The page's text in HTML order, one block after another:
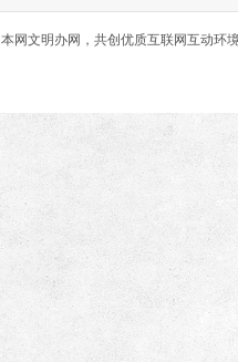
本网文明办网，共创优质互联网互动